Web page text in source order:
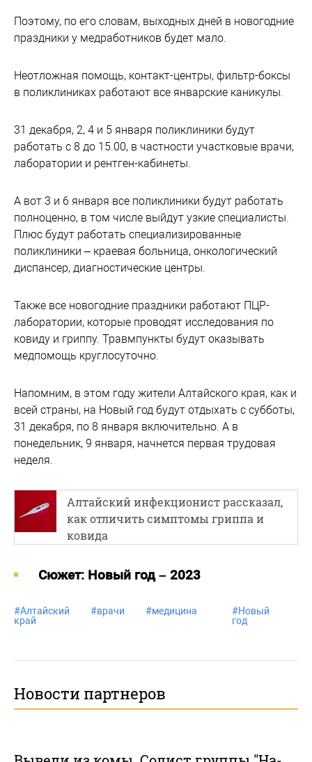
Поэтому, по его словам, выходных дней в новогодние
праздники у медработников будет мало.
Неотложная помощь, контакт-центры, фильтр-боксы
в поликлиниках работают все январские каникулы.
31 декабря, 2, 4 и 5 января поликлиники будут
работать с 8 до 15.00, в частности участковые врачи,
лаборатории и рентген-кабинеты.
А вот 3 и 6 января все поликлиники будут работать
полноценно, в том числе выйдут узкие специалисты.
Плюс будут работать специализированные
поликлиники – краевая больница, онкологический
диспансер, диагностические центры.
Также все новогодние праздники работают ПЦР-
лаборатории, которые проводят исследования по
ковиду и гриппу. Травмпункты будут оказывать
медпомощь круглосуточно.
Напомним, в этом году жители Алтайского края, как и
всей страны, на Новый год будут отдыхать с субботы,
31 декабря, по 8 января включительно. А в
понедельник, 9 января, начнется первая трудовая
неделя.
Алтайский инфекционист рассказал,
как отличить симптомы гриппа и
ковида
Cюжет: Новый год – 2023
#Алтайский
край
#врачи #медицина #Новый
год
Новости партнеров